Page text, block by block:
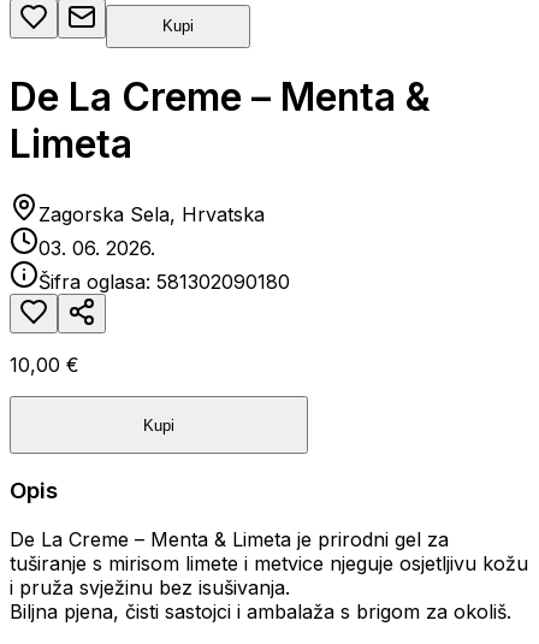
Kupi
De La Creme – Menta &
Limeta
Zagorska Sela, Hrvatska
03. 06. 2026.
Šifra oglasa: 581302090180
10,00 €
Kupi
Opis
De La Creme – Menta & Limeta je prirodni gel za
tuširanje s mirisom limete i metvice njeguje osjetljivu kožu
i pruža svježinu bez isušivanja.
Biljna pjena, čisti sastojci i ambalaža s brigom za okoliš.